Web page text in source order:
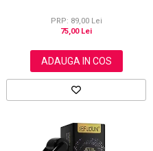
PRP: 89,00 Lei
75,00 Lei
ADAUGA IN COS